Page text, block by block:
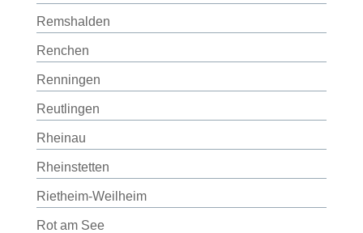
Remshalden
Renchen
Renningen
Reutlingen
Rheinau
Rheinstetten
Rietheim-Weilheim
Rot am See